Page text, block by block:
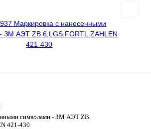
символами - ЗМ АЭТ ZB
421-430